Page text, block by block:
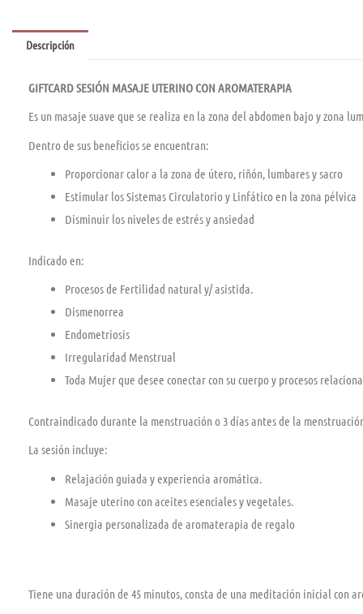
Descripción
GIFTCARD SESIÓN MASAJE UTERINO CON AROMATERAPIA
Es un masaje suave que se realiza en la zona del abdomen bajo y
Dentro de sus beneficios se encuentran:
Proporcionar calor a la zona de útero, riñón, lumbares y sacro
Estimular los Sistemas Circulatorio y Linfático en la zona pélvica
Disminuir los niveles de estrés y ansiedad
Indicado en:
Procesos de Fertilidad natural y/ asistida.
Dismenorrea
Endometriosis
Irregularidad Menstrual
Toda Mujer que desee conectar con su cuerpo y procesos
Contraindicado durante la menstruación o 3 días antes de la
La sesión incluye:
Relajación guiada y experiencia aromática.
Masaje uterino con aceites esenciales y vegetales.
Sinergia personalizada de aromaterapia de regalo
Tiene una duración de 45 minutos, consta de una meditación inicial con